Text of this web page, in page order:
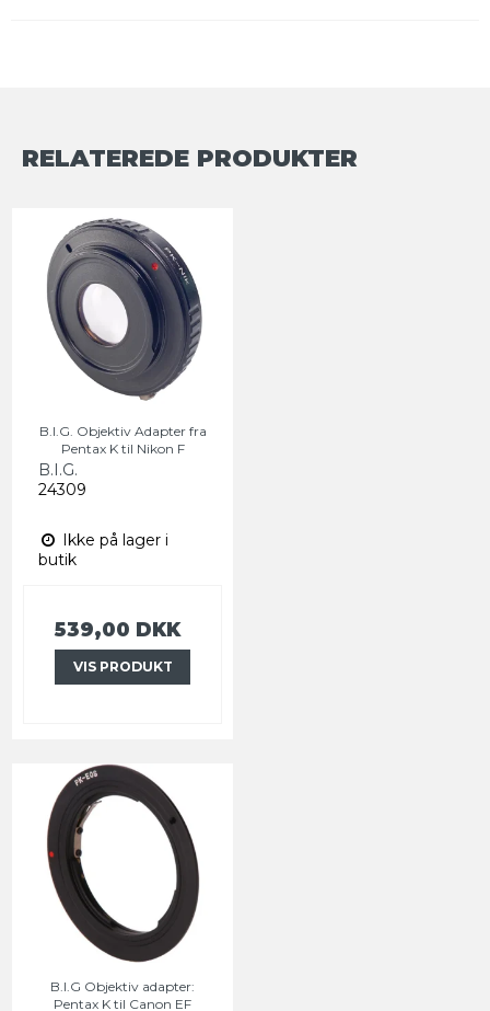
RELATEREDE PRODUKTER
B.I.G. Objektiv Adapter fra
Pentax K til Nikon F
B.I.G.
24309
Ikke på lager i
butik
539,00 DKK
VIS PRODUKT
B.I.G Objektiv adapter:
Pentax K til Canon EF